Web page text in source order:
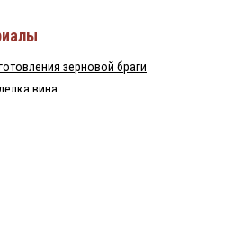
зерновой браги
вина